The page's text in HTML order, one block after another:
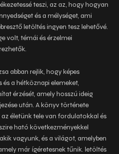
teszi, az az, hogy hogyan
és a mélységet, ami
letöltés ingyen tesz lehetővé.
volt, témái és érzelmei
abban rejlik, hogy képes
a hétköznapi elemeket,
érzését, amely hosszú ideig
után. A könyv története
életünk tele van fordulatokkal és
ható következményekkel
vagyunk, és a világot, amelyben
már ígéretesnek tűnik. letöltés